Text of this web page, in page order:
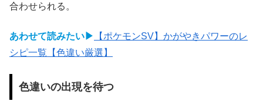
合わせられる。
あわせて読みたい▶
【ポケモンSV】かがやきパワーのレ
シピ一覧【色違い厳選】
色違いの出現を待つ